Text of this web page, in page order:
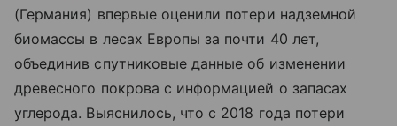
(Германия) впервые оценили потери надземной
биомассы в лесах Европы за почти 40 лет,
объединив спутниковые данные об изменении
древесного покрова с информацией о запасах
углерода. Выяснилось, что с 2018 года потери